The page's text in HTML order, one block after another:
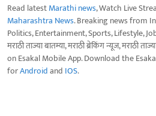
Read latestMarathi news, Watch Live
Maharashtra News. Breaking news from
Politics, Entertainment, Sports, Lifestyle,
मराठी ताज्या बातम्या, मराठी ब्रेकिंग न्यूज, मराठी
on Esakal Mobile App. Download the
forAndroidand IOS.